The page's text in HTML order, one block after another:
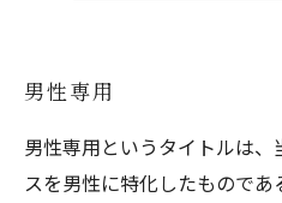
男性専用
男性専用というタイトルは
スを男性に特化したもので